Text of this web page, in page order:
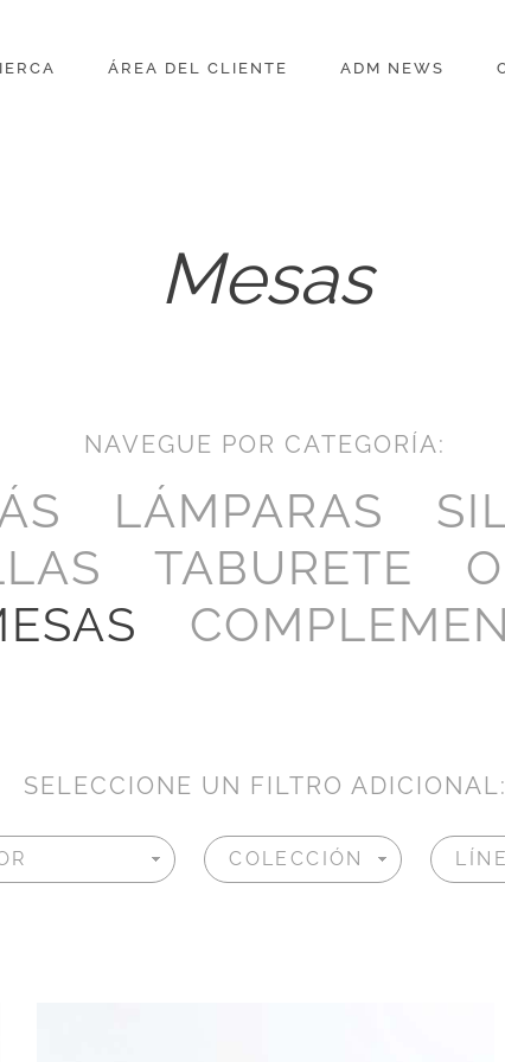
ÁREA DEL CLIENTE ADM NEWS
Mesas
NAVEGUE POR CATEGORÍA:
LÁMPARAS
TABURETE
SELECCIONE UN FILTRO ADICIONAL: